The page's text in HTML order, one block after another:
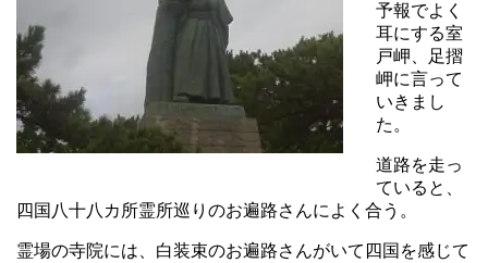
予報でよく
耳にする室
戸岬、足摺
岬に言って
いきまし
た。
道路を走っ
ていると、
四国八十八カ所霊所巡りのお遍路さんによく合う。
霊場の寺院には、白装束のお遍路さんがいて四国を感じて